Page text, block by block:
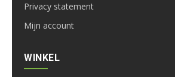
Privacy statement
Mijn account
WINKEL